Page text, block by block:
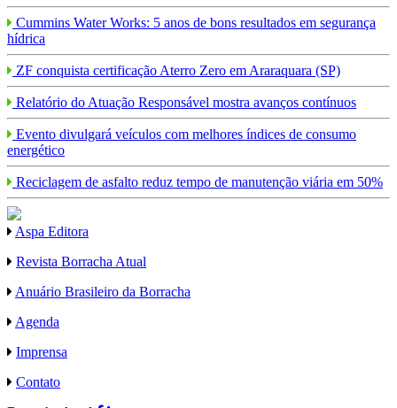
Cummins Water Works: 5 anos de bons resultados em segurança
hídrica
ZF conquista certificação Aterro Zero em Araraquara (SP)
Relatório do Atuação Responsável mostra avanços contínuos
Evento divulgará veículos com melhores índices de consumo
energético
Reciclagem de asfalto reduz tempo de manutenção viária em 50%
Aspa Editora
Revista Borracha Atual
Anuário Brasileiro da Borracha
Agenda
Imprensa
Contato